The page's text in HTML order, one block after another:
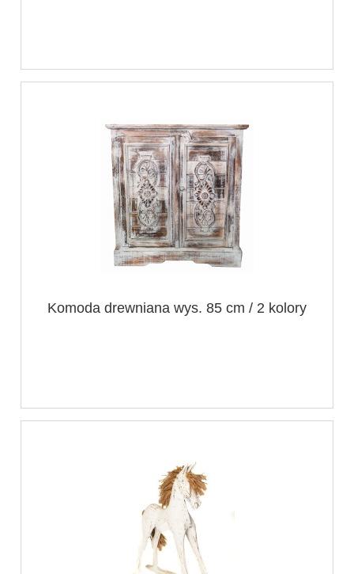
Komoda drewniana wys. 85 cm / 2 kolory